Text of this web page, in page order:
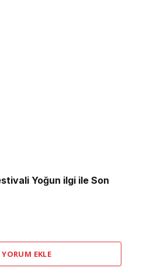
Yoğun ilgi ile Son
YORUM EKLE